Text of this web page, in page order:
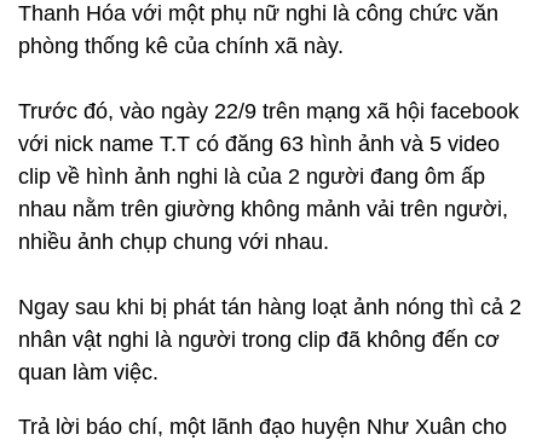
Thanh Hóa với một phụ nữ nghi là công chức văn
phòng thống kê của chính xã này.
Trước đó, vào ngày 22/9 trên mạng xã hội facebook
với nick name T.T có đăng 63 hình ảnh và 5 video
clip về hình ảnh nghi là của 2 người đang ôm ấp
nhau nằm trên giường không mảnh vải trên người,
nhiều ảnh chụp chung với nhau.
Ngay sau khi bị phát tán hàng loạt ảnh nóng thì cả 2
nhân vật nghi là người trong clip đã không đến cơ
quan làm việc.
Trả lời báo chí, một lãnh đạo huyện Như Xuân cho